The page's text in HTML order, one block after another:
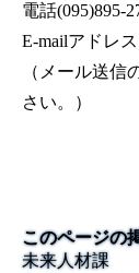
電話(095)895-
E-mailアドレ
（メール送
さい。）
このページの
未来人材課